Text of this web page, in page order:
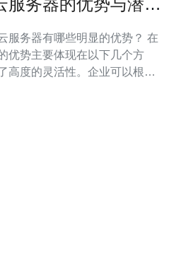
服务器的优势与潜在
服务器有哪些明显的优势？ 在
优势主要体现在以下几个方
高度的灵活性。企业可以根据
备成本效益，用户只需为实际